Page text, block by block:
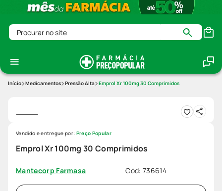
Procurar no site
Medicamentos Pressão Alta Emprol Xr 100mg 30 Comprimidos
Emprol Xr 100mg 30 Comprimidos
Mantecorp Farmasa Cód:736614
Vendido e entregue por: Preço Popular